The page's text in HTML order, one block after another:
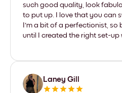
such good quality, look
to put up. I love that you can
I'm a bit of a perfectionist, so
until I created the right set-up
Laney Gill